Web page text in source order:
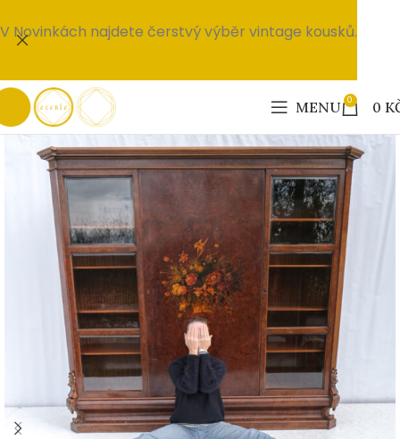
MENU 0 0
PRODÁNO
V Novinkách najdete čerstvý výběr vintage kousků.